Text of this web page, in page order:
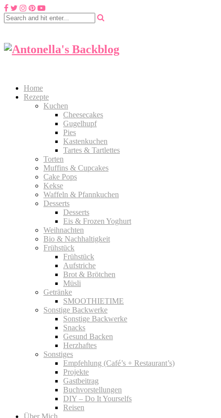
Home
Rezepte
Kuchen
Cheesecakes
Gugelhupf
Pies
Kastenkuchen
Tartes & Tartlettes
Torten
Muffins & Cupcakes
Cake Pops
Kekse
Waffeln & Pfannkuchen
Desserts
Desserts
Eis & Frozen Yoghurt
Weihnachten
Bio & Nachhaltigkeit
Frühstück
Frühstück
Aufstriche
Brot & Brötchen
Müsli
Getränke
SMOOTHIETIME
Sonstige Backwerke
Sonstige Backwerke
Snacks
Gesund Backen
Herzhaftes
Sonstiges
Empfehlung (Café’s + Restaurant’s)
Projekte
Gastbeitrag
Buchvorstellungen
DIY – Do It Yourselfs
Reisen
Über Mich